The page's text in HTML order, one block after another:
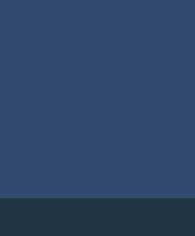
grigio antracite